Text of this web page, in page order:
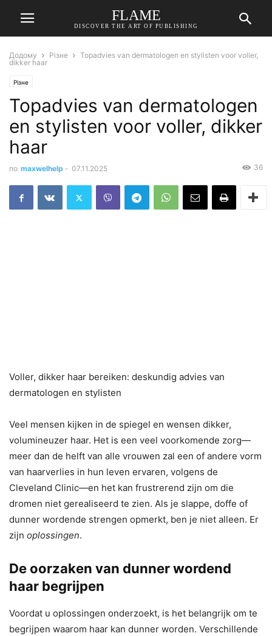
FLAME
DISCOVER THE ART OF PUBLISHING
Додому Різне
Topadvies van dermatologen en stylisten voor voller,
dikker haar
Різне
Topadvies van dermatologen
en stylisten voor voller, dikker
haar
по maxwelhelp - 07.11.2025 36
Voller, dikker haar bereiken: deskundig advies van
dermatologen en stylisten
Veel mensen kijken in de spiegel en wensen dikker,
volumineuzer haar. Het is een veel voorkomende zorg—
meer dan de helft van alle vrouwen zal een of andere vorm
van haarverlies in hun leven ervaren, volgens de
Cleveland Clinic—en het kan frustrerend zijn om die
dromen niet gerealiseerd te zien. Als je slappe, doffe of
dunner wordende strengen opmerkt, ben je niet alleen. Er
zijn oplossingen.
De oorzaken van dunner wordend
haar begrijpen
Voordat u oplossingen onderzoekt, is het belangrijk om te
begrijpen waarom haar kan dunner worden. Verschillende